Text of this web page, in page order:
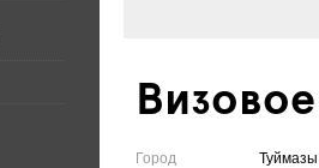
Город
Туймазы